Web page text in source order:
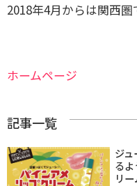
2018年4月からは関西圏
ホームページ
記事一覧
ジ
る
リ